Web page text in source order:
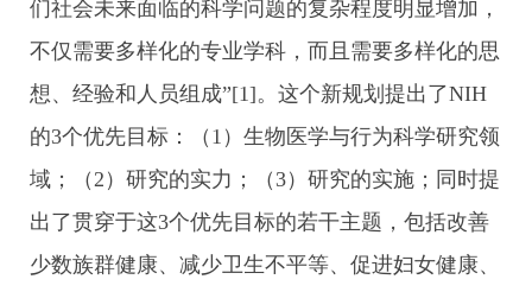
们社会未来面临的科学问题的复杂程度明显增加，
不仅需要多样化的专业学科，而且需要多样化的思
想、经验和人员组成”[1]。这个新规划提出了NIH
的3个优先目标：（1）生物医学与行为科学研究领
域；（2）研究的实力；（3）研究的实施；同时提
出了贯穿于这3个优先目标的若干主题，包括改善
少数族群健康、减少卫生不平等、促进妇女健康、